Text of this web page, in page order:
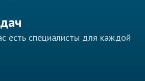
специалисты для каждой